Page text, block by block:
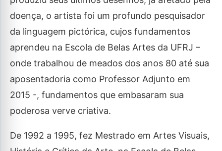
doença, o artista foi um profundo pesquisador
da linguagem pictórica, cujos fundamentos
aprendeu na Escola de Belas Artes da UFRJ –
onde trabalhou de meados dos anos 80 até sua
aposentadoria como Professor Adjunto em
2015 -, fundamentos que embasaram sua
poderosa verve criativa.
De 1992 a 1995, fez Mestrado em Artes Visuais,